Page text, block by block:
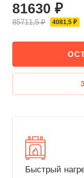
81630 ₽
85711,5 ₽ 4081,5 ₽
Быстрый